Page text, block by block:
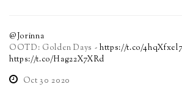
@Jorinna
OOTD: Golden Days - https://t.co/
https://t.co/Hag22X7XRd
Oct 30 2020